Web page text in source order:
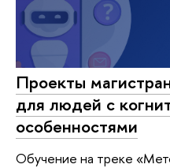
Проекты
для людей с
особенностями
Обучение на треке